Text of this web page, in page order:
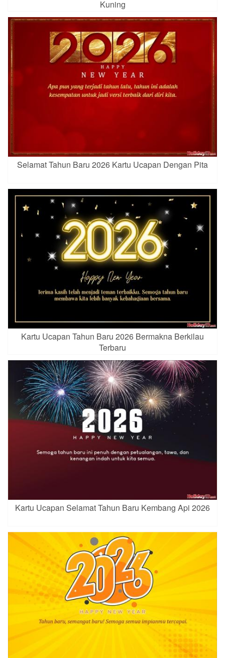
Kuning
Selamat Tahun Baru 2026 Kartu Ucapan Dengan Pita
Kartu Ucapan Tahun Baru 2026 Bermakna Berkilau
Terbaru
Kartu Ucapan Selamat Tahun Baru Kembang Api 2026